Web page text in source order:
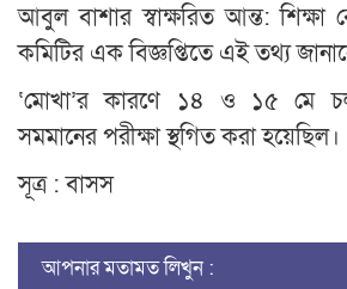
আবুল বাশার স্বাক্ষরিত আন্ত: শিক্ষা
কমিটির এক বিজ্ঞপ্তিতে এই তথ্য
‘মোখা’র কারণে ১৪ ও ১৫ মে
সমমানের পরীক্ষা স্থগিত করা হয়েছিল।
সূত্র : বাসস
আপনার মতামত লিখুন :